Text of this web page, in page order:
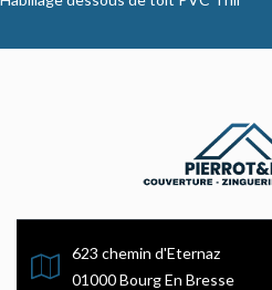
623 chemin d'Eternaz
01000 Bourg En Bresse